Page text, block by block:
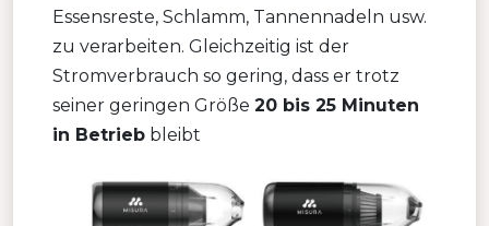
Essensreste, Schlamm, Tannennadeln usw.
zu verarbeiten. Gleichzeitig ist der
Stromverbrauch so gering, dass er trotz
seiner geringen Größe 20 bis 25 Minuten
in Betrieb bleibt